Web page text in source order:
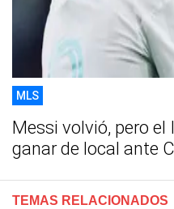
MLS
Messi volvió, pero
ganar de local ante
TEMAS RELACIONADOS